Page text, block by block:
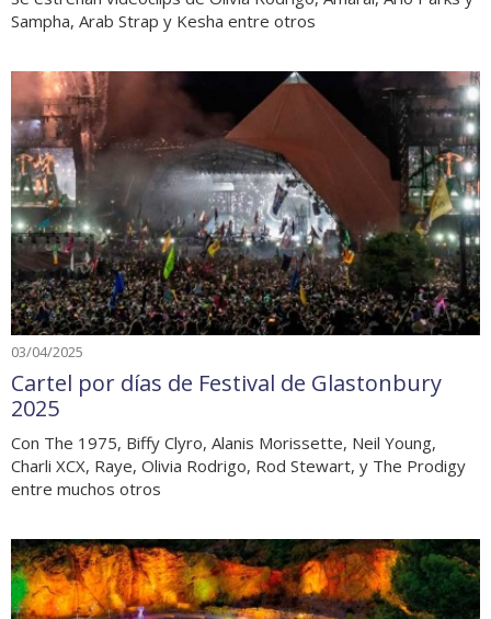
Sampha, Arab Strap y Kesha entre otros
03/04/2025
Cartel por días de Festival de Glastonbury
2025
Con The 1975, Biffy Clyro, Alanis Morissette, Neil Young,
Charli XCX, Raye, Olivia Rodrigo, Rod Stewart, y The Prodigy
entre muchos otros